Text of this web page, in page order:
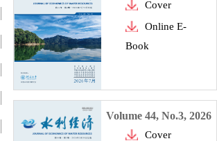
Cover
Online E-
Book
Volume 44, No.3, 2026
Cover